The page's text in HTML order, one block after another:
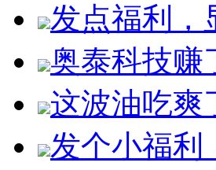
发点福利，
奥泰科技赚
这波油吃爽
发个小福利